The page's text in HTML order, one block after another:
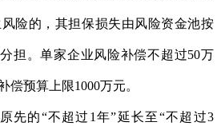
险的，其担保损失由风险资金池按
担。单家企业风险补偿不超过50万
偿预算上限1000万元。
先的“不超过1年”延长至“不超过3